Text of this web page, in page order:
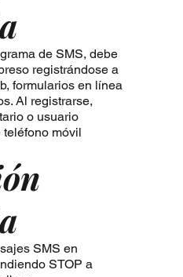
de SMS, debe
registrándose a
formularios en línea
Al registrarse,
o usuario
móvil
SMS en
STOP a